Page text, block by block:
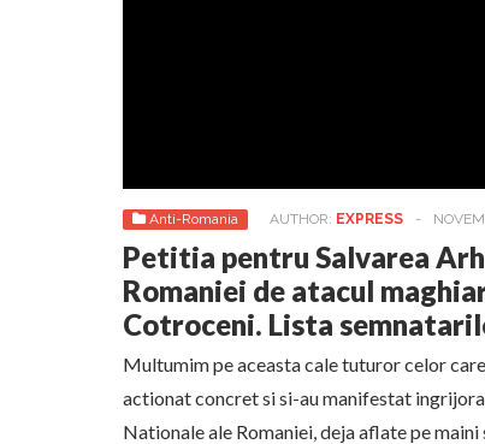
Anti-Romania AUTHOR: EXPRESS -
Petitia pentru Salvarea
Romaniei de atacul
Cotroceni. Lista
Multumim pe aceasta cale tuturor celor
actionat concret si si-au manifestat
Nationale ale Romaniei, deja aflate pe